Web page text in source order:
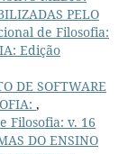
PELO
de Filosofia:
Edição
DE SOFTWARE
,
Filosofia: v. 16
DO ENSINO